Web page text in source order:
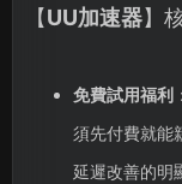
【UU加速器】
免費試用福利
須先付費就能
延遲改善的明